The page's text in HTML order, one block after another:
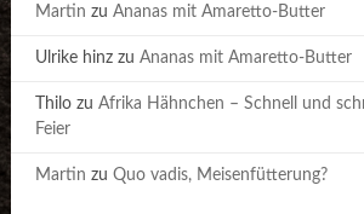
Martin zu Ananas mit Amaretto-Butter
Ulrike hinzzu Ananas mit Amaretto-Butter
Thilozu Afrika Hähnchen – Schnell und
Feier
Martin zu Quo vadis, Meisenfütterung?